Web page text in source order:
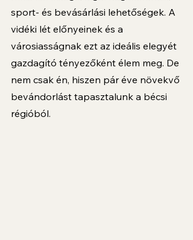
sport- és bevásárlási lehetőségek. A
vidéki lét előnyeinek és a
városiasságnak ezt az ideális elegyét
gazdagító tényezőként élem meg. De
nem csak én, hiszen pár éve növekvő
bevándorlást tapasztalunk a bécsi
régióból.